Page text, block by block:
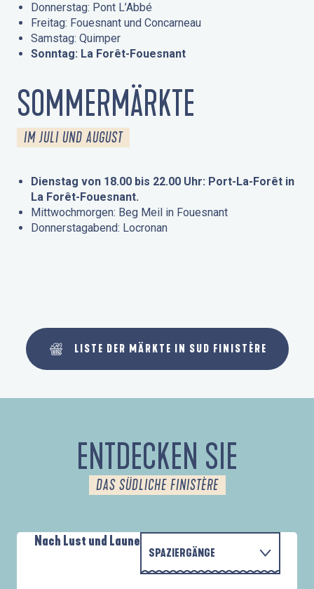
Donnerstag: Pont L’Abbé
Freitag: Fouesnant und Concarneau
Samstag: Quimper
Sonntag: La Forêt-Fouesnant
SOMMERMÄRKTE
IM JULI UND AUGUST
Dienstag von 18.00 bis 22.00 Uhr: Port-La-Forêt in
La Forêt-Fouesnant.
Mittwochmorgen: Beg Meil in Fouesnant
Donnerstagabend: Locronan
LISTE DER MÄRKTE IN SUD FINISTÈRE
ENTDECKEN SIE
DAS SÜDLICHE FINISTÈRE
Nach Lust und Laune
SPAZIERGÄNGE